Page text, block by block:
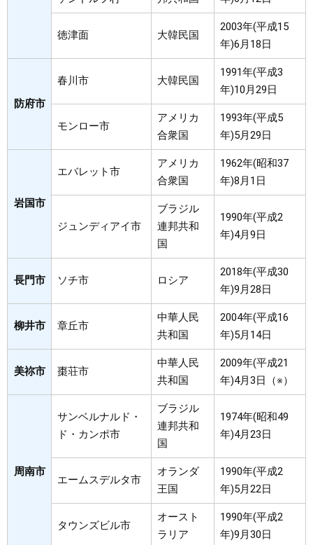
徳津面 大韓民国
2003年(平成15
年)6月18日
防府市
春川市 大韓民国
1991年(平成3
年)10月29日
モンロー市
アメリカ
合衆国
1993年(平成5
年)5月29日
岩国市
エバレット市
アメリカ
合衆国
1962年(昭和37
年)8月1日
ジュンディアイ市
ブラジル
連邦共和
国
1990年(平成2
年)4月9日
長門市 ソチ市 ロシア
2018年(平成30
年)9月28日
柳井市 章丘市
中華人民
共和国
2004年(平成16
年)5月14日
美祢市 棗荘市
中華人民
共和国
2009年(平成21
年)4月3日（※）
周南市
サンベルナルド・
ド・カンポ市
ブラジル
連邦共和
国
1974年(昭和49
年)4月23日
エームスデルタ市
オランダ
王国
1990年(平成2
年)5月22日
タウンズビル市
オースト
ラリア
1990年(平成2
年)9月30日